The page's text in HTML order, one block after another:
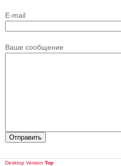
E-mail
Ваше сообщение
Desktop Version Top